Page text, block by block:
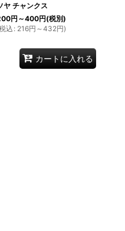
ヤ チャンクス
円 ～400円(税別)
込 : 216円 ～432円)
カートに入れる